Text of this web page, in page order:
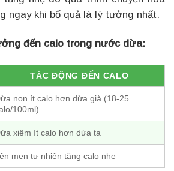
ngay khi bổ quả là lý tưởng nhất.
đến calo trong nước dừa:
TÁC ĐỘNG ĐẾN CALO
non ít calo hơn dừa già (18-25
100ml)
xiêm ít calo hơn dừa ta
men tự nhiên tăng calo nhẹ